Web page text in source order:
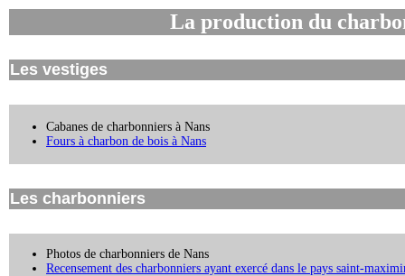
La production du
Les vestiges
Cabanes de charbonniers à Nans
Fours à charbon de bois à Nans
Les charbonniers
Photos de charbonniers de Nans
Recensement des charbonniers ayant exercé dans le pays saint-